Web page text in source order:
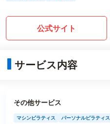
公式サイト
サービス内容
その他サービス
マシンピラティス パーソナルピラティス